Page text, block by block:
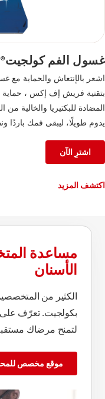
غسول الفم كولجيت®بلاكس آيس
اشعر بالإنتعاش والحماية مع
بتقنية فريش إف إكس ، حماية
المضادة للبكتيريا والخالية
يدوم طويلًا، ليبقى فمك باردًا
اشترِ الآن
اكتشف المزيد
مساعدة
الأسنان
الكثير من
بكولجيت. تعرّف على
لتمنح مرضاك
موقع مخصص